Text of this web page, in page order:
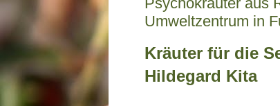
Umweltzentrum in
Kräuter für die
Hildegard Kita